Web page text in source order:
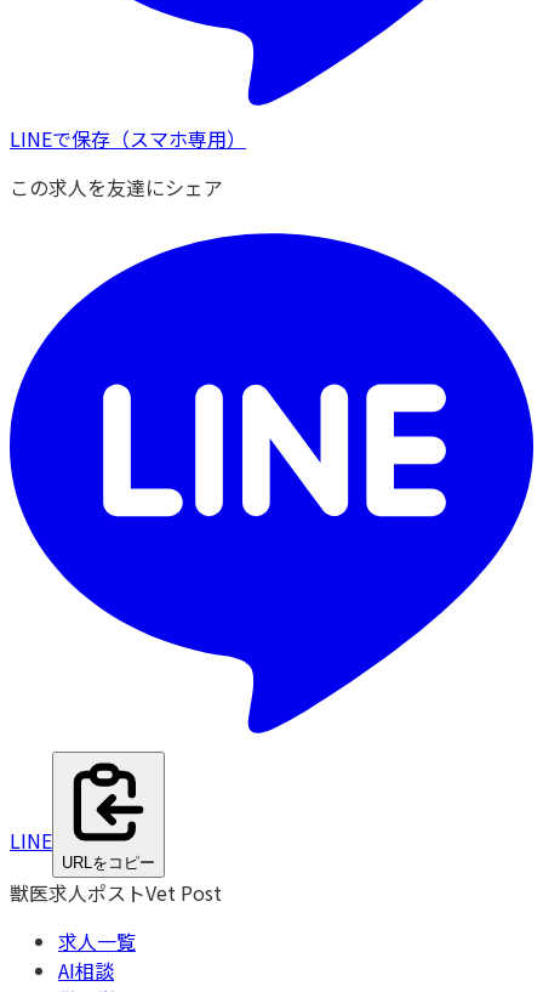
LINEで保存 （スマホ専用）
この求人を友達にシェア
LINE
URLをコピー
獣医求人ポストVet Post
求人一覧
AI相談